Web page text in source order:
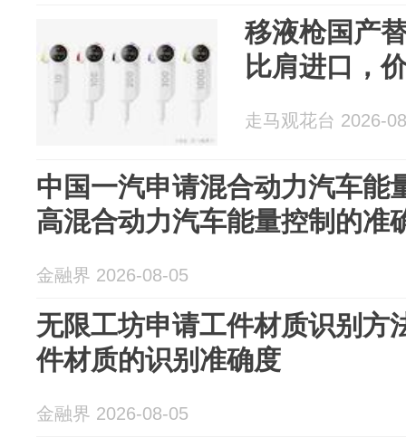
移液枪国产
比肩进口，
走马观花台 2026-
中国一汽申请混合动力汽车能
高混合动力汽车能量控制的准
金融界 2026-08-05
无限工坊申请工件材质识别方
件材质的识别准确度
金融界 2026-08-05